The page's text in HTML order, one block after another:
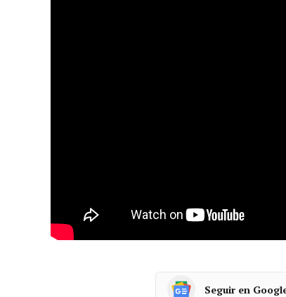
tres canciones, entre ellas el himno
Seguir en